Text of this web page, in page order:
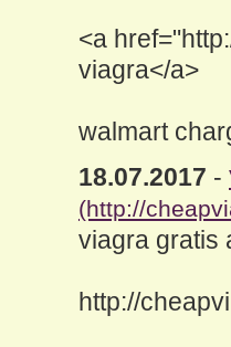
<a
viagra</a>
walmart
18.07.2017 -
(http://
viagra gratis
http://